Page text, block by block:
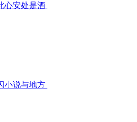
心安处是酒
小说与地方